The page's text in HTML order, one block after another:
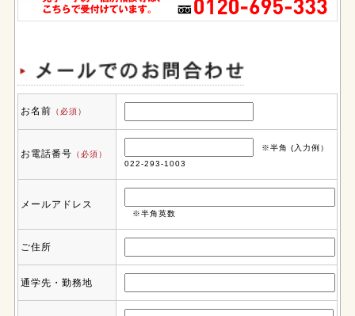
お名前 （必須）
お電話番号 （必須）
※半角 (入力例）
022-293-1003
メールアドレス
※半角英数
ご住所
通学先・勤務地